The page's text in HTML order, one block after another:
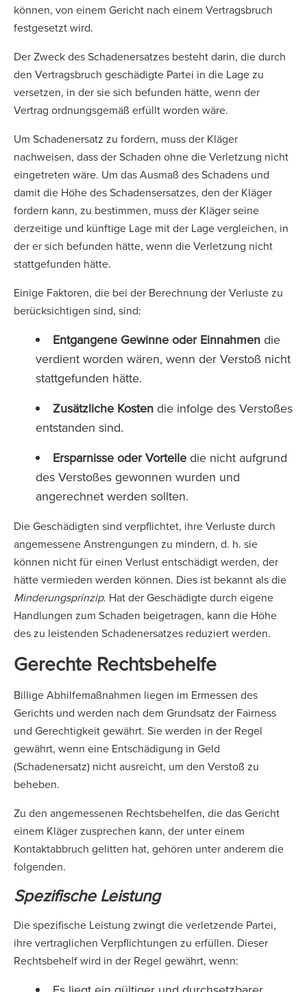
können, von einem Gericht nach einem Vertragsbruch
festgesetzt wird.
Der Zweck des Schadenersatzes besteht darin, die durch
den Vertragsbruch geschädigte Partei in die Lage zu
versetzen, in der sie sich befunden hätte, wenn der
Vertrag ordnungsgemäß erfüllt worden wäre.
Um Schadenersatz zu fordern, muss der Kläger
nachweisen, dass der Schaden ohne die Verletzung nicht
eingetreten wäre. Um das Ausmaß des Schadens und
damit die Höhe des Schadensersatzes, den der Kläger
fordern kann, zu bestimmen, muss der Kläger seine
derzeitige und künftige Lage mit der Lage vergleichen, in
der er sich befunden hätte, wenn die Verletzung nicht
stattgefunden hätte.
Einige Faktoren, die bei der Berechnung der Verluste zu
berücksichtigen sind, sind:
Entgangene Gewinne oder Einnahmen die
verdient worden wären, wenn der Verstoß nicht
stattgefunden hätte.
Zusätzliche Kosten die infolge des Verstoßes
entstanden sind.
Ersparnisse oder Vorteile die nicht aufgrund
des Verstoßes gewonnen wurden und
angerechnet werden sollten.
Die Geschädigten sind verpflichtet, ihre Verluste durch
angemessene Anstrengungen zu mindern, d. h. sie
können nicht für einen Verlust entschädigt werden, der
hätte vermieden werden können. Dies ist bekannt als die
Minderungsprinzip. Hat der Geschädigte durch eigene
Handlungen zum Schaden beigetragen, kann die Höhe
des zu leistenden Schadenersatzes reduziert werden.
Gerechte Rechtsbehelfe
Billige Abhilfemaßnahmen liegen im Ermessen des
Gerichts und werden nach dem Grundsatz der Fairness
und Gerechtigkeit gewährt. Sie werden in der Regel
gewährt, wenn eine Entschädigung in Geld
(Schadenersatz) nicht ausreicht, um den Verstoß zu
beheben.
Zu den angemessenen Rechtsbehelfen, die das Gericht
einem Kläger zusprechen kann, der unter einem
Kontaktabbruch gelitten hat, gehören unter anderem die
folgenden.
Spezifische Leistung
Die spezifische Leistung zwingt die verletzende Partei,
ihre vertraglichen Verpflichtungen zu erfüllen. Dieser
Rechtsbehelf wird in der Regel gewährt, wenn: